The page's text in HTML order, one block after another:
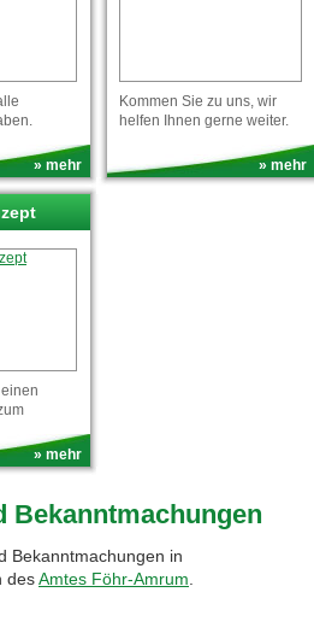
» mehr
Kommen Sie zu uns, wir
helfen Ihnen gerne weiter.
» mehr
» mehr
Bekanntmachungen
Bekanntmachungen in
desAmtes Föhr-Amrum